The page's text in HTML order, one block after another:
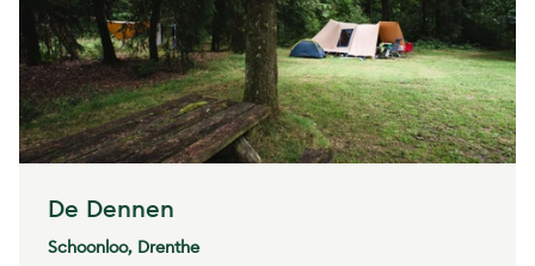
De Dennen
Schoonloo, Drenthe